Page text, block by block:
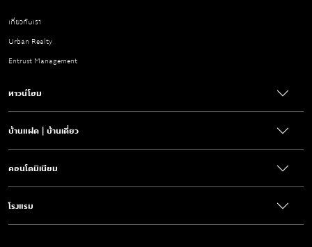
เกี่ยวกับเรา
Urban Realty
Entrust Management
ทาวน์โฮม
บ้านแฝด | บ้านเดี่ยว
คอนโดมิเนียม
โรงแรม